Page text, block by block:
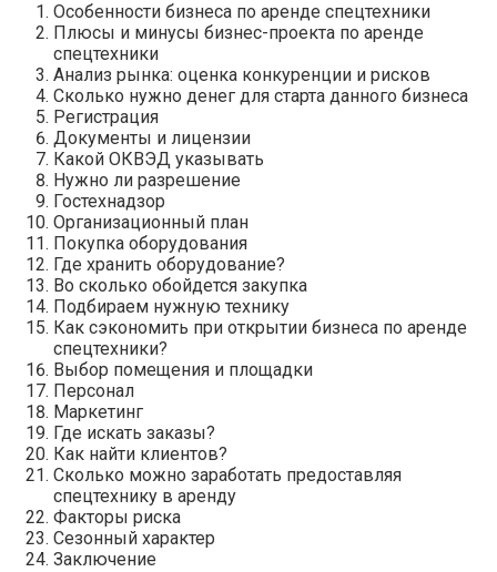
Особенности бизнеса по аренде спецтехники
Плюсы и минусы бизнес-проекта по аренде
спецтехники
Анализ рынка: оценка конкуренции и рисков
Сколько нужно денег для старта данного бизнеса
Регистрация
Документы и лицензии
Какой ОКВЭД указывать
Нужно ли разрешение
Гостехнадзор
Организационный план
Покупка оборудования
Где хранить оборудование?
Во сколько обойдется закупка
Подбираем нужную технику
Как сэкономить при открытии бизнеса по аренде
спецтехники?
Выбор помещения и площадки
Персонал
Маркетинг
Где искать заказы?
Как найти клиентов?
Сколько можно заработать предоставляя
спецтехнику в аренду
Факторы риска
Сезонный характер
Заключение